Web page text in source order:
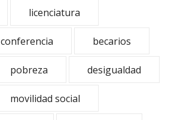
licenciatura
conferencia becarios
pobreza desigualdad
movilidad social